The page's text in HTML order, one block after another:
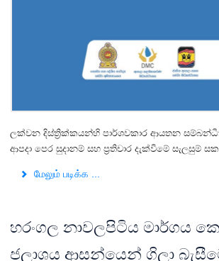
ලක්වන දිස්ත්‍රික්කයන්හි පාර්ශවකාර ආයතන
ආපදා පෙර සුදානම් සහ ප්‍රතිචාර දැක්වීමේ සැලසුම්
மேலும் படிக்க ...
හරංගල නාවලපිටිය මාර්ගය
ජලාශය ආසන්යෙන් ගිලා